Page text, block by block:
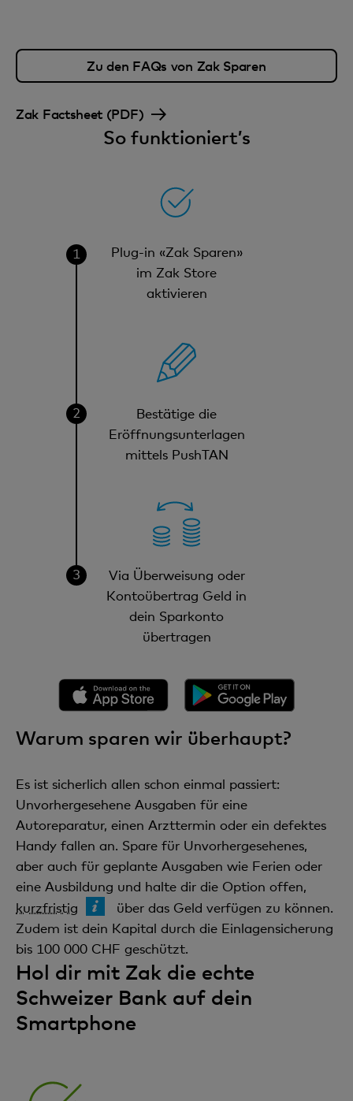
Zu den FAQs von Zak Sparen
Zak Factsheet (PDF)
So funktioniert’s
Plug-in «Zak Sparen»
im Zak Store
aktivieren
Bestätige die
Eröffnungsunterlagen
mittels PushTAN
Via Überweisung oder
Kontoübertrag Geld in
dein Sparkonto
übertragen
Warum sparen wir überhaupt?
Es ist sicherlich allen schon einmal passiert:
Unvorhergesehene Ausgaben für eine
Autoreparatur, einen Arzttermin oder ein defektes
Handy fallen an. Spare für Unvorhergesehenes,
aber auch für geplante Ausgaben wie Ferien oder
eine Ausbildung und halte dir die Option offen,
kurzfristig
über das Geld verfügen zu können.
Zudem ist dein Kapital durch die Einlagensicherung
bis 100 000 CHF geschützt.
Hol dir mit Zak die echte
Schweizer Bank auf dein
Smartphone